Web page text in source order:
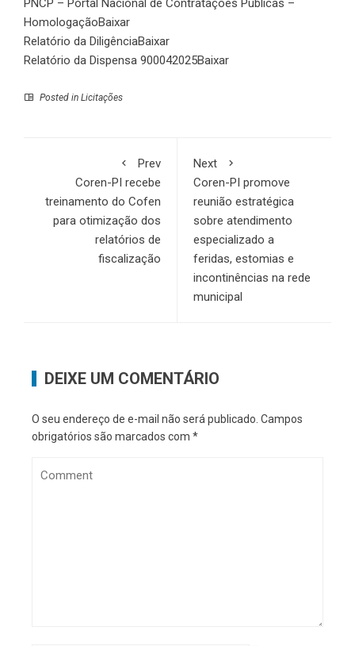
PNCP – Portal Nacional de Contratações Públicas –
HomologaçãoBaixar
Relatório da DiligênciaBaixar
Relatório da Dispensa 900042025Baixar
Posted in Licitações
Prev
Coren-PI recebe
treinamento do Cofen
para otimização dos
relatórios de
fiscalização
Next
Coren-PI promove
reunião estratégica
sobre atendimento
especializado a
feridas, estomias e
incontinências na rede
municipal
DEIXE UM COMENTÁRIO
O seu endereço de e-mail não será publicado. Campos
obrigatórios são marcados com *